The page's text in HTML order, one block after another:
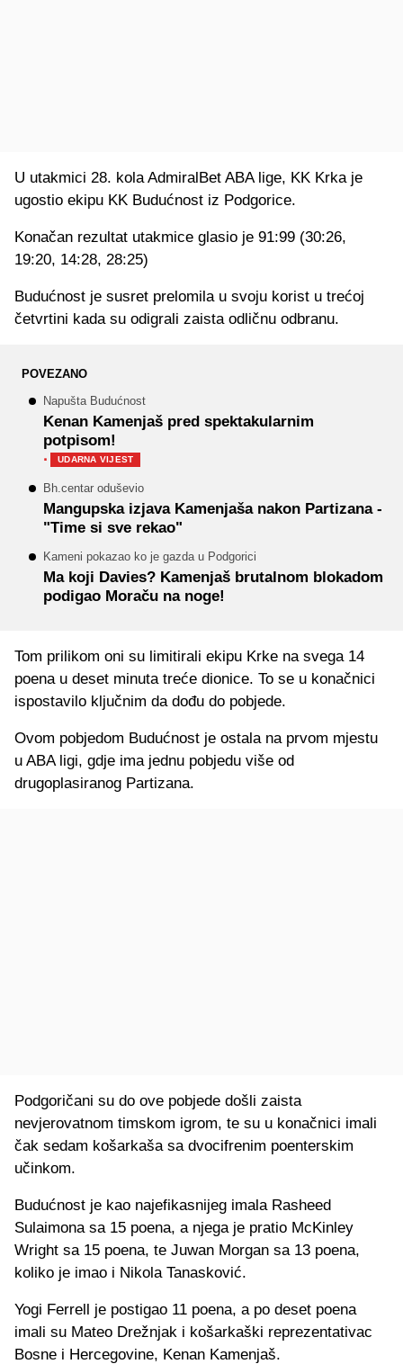
U utakmici 28. kola AdmiralBet ABA lige, KK Krka je
ugostio ekipu KK Budućnost iz Podgorice.
Konačan rezultat utakmice glasio je 91:99 (30:26,
19:20, 14:28, 28:25)
Budućnost je susret prelomila u svoju korist u trećoj
četvrtini kada su odigrali zaista odličnu odbranu.
POVEZANO
Napušta Budućnost
Kenan Kamenjaš pred spektakularnim
potpisom!
· UDARNA VIJEST
Bh.centar oduševio
Mangupska izjava Kamenjaša nakon Partizana -
"Time si sve rekao"
Kameni pokazao ko je gazda u Podgorici
Ma koji Davies? Kamenjaš brutalnom blokadom
podigao Moraču na noge!
Tom prilikom oni su limitirali ekipu Krke na svega 14
poena u deset minuta treće dionice. To se u konačnici
ispostavilo ključnim da dođu do pobjede.
Ovom pobjedom Budućnost je ostala na prvom mjestu
u ABA ligi, gdje ima jednu pobjedu više od
drugoplasiranog Partizana.
Podgoričani su do ove pobjede došli zaista
nevjerovatnom timskom igrom, te su u konačnici imali
čak sedam košarkaša sa dvocifrenim poenterskim
učinkom.
Budućnost je kao najefikasnijeg imala Rasheed
Sulaimona sa 15 poena, a njega je pratio McKinley
Wright sa 15 poena, te Juwan Morgan sa 13 poena,
koliko je imao i Nikola Tanasković.
Yogi Ferrell je postigao 11 poena, a po deset poena
imali su Mateo Drežnjak i košarkaški reprezentativac
Bosne i Hercegovine, Kenan Kamenjaš.